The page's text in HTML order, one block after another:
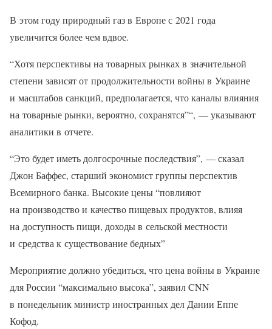
В этом году природный газ в Европе с 2021 года
увеличится более чем вдвое.
“Хотя перспективы на товарных рынках в значительной
степени зависят от продолжительности войны в Украине
и масштабов санкций, предполагается, что каналы влияния
на товарные рынки, вероятно, сохранятся”“, — указывают
аналитики в отчете.
“Это будет иметь долгосрочные последствия”, — сказал
Джон Баффес, старший экономист группы перспектив
Всемирного банка. Высокие цены “повлияют
на производство и качество пищевых продуктов, влияя
на доступность пищи, доходы в сельской местности
и средства к существование бедных”
Мероприятие должно убедиться, что цена войны в Украине
для России “максимально высока”, заявил CNN
в понедельник министр иностранных дел Дании Еппе
Кофод.